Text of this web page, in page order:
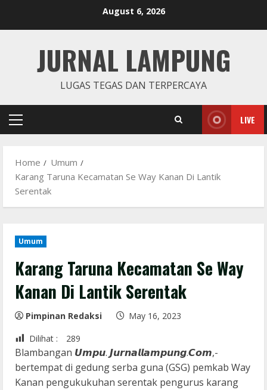
August 6, 2026
JURNAL LAMPUNG
LUGAS TEGAS DAN TERPERCAYA
Primary
LIVE
Home
Umum
Karang Taruna Kecamatan Se Way Kanan Di Lantik
Serentak
Umum
Karang Taruna Kecamatan Se Way
Kanan Di Lantik Serentak
Pimpinan Redaksi
May 16, 2023
Dilihat :
289
Blambangan 𝙐𝙢𝙥𝙪. 𝙅𝙪𝙧𝙣𝙖𝙡𝙡𝙖𝙢𝙥𝙪𝙣𝙜.𝘾𝙤𝙢,-
bertempat di gedung serba guna (GSG) pemkab Way
Kanan pengukukuhan serentak pengurus karang